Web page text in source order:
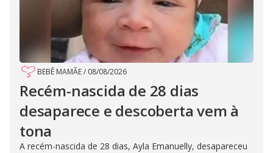
BEBÊ MAMÃE/ 08/08/2026
Recém-nascida de 28 dias
desaparece e descoberta vem à
tona
A recém-nascida de 28 dias, Ayla Emanuelly, desapareceu